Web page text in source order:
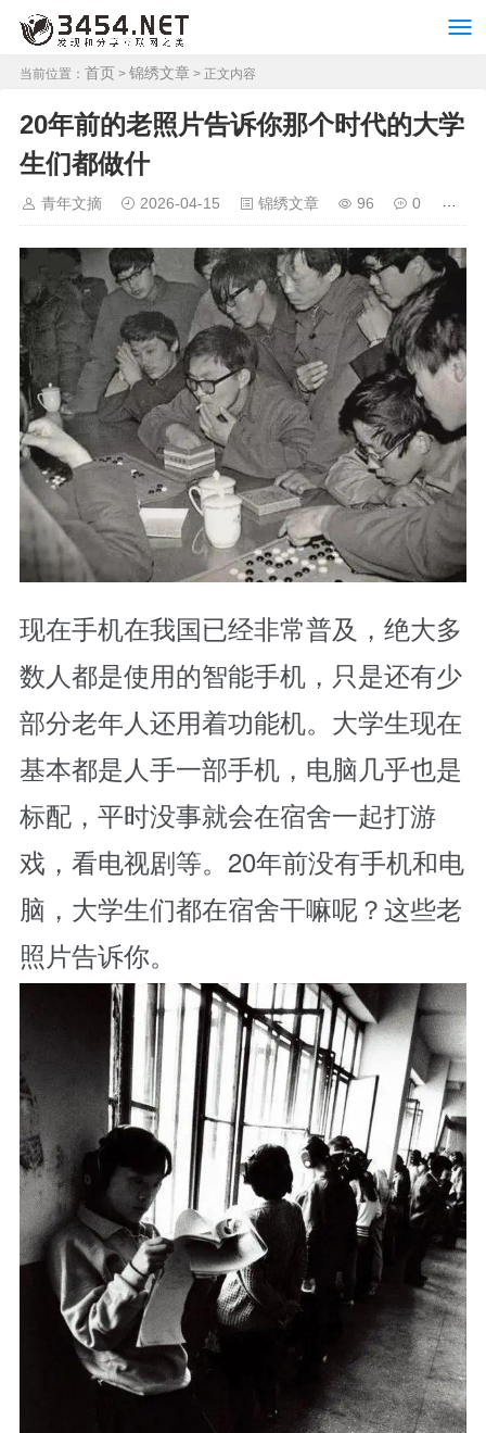
当前位置： 首页 > 锦绣文章 > 正文内容
20年前的老照片告诉你那个时代的大学
生们都做什
青年文摘 2026-04-15 锦绣文章 96 0
现在手机在我国已经非常普及，绝大多
数人都是使用的智能手机，只是还有少
部分老年人还用着功能机。大学生现在
基本都是人手一部手机，电脑几乎也是
标配，平时没事就会在宿舍一起打游
戏，看电视剧等。20年前没有手机和电
脑，大学生们都在宿舍干嘛呢？这些老
照片告诉你。